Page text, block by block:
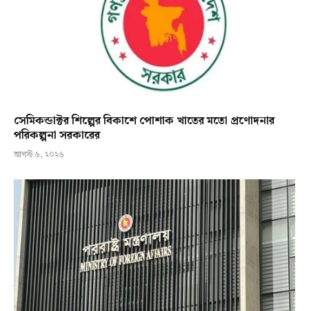
সেমিকন্ডাক্টর শিল্পের বিকাশে পোশাক খাতের মতো প্রণোদনার
পরিকল্পনা সরকারের
আগস্ট ৬, ২০২৬